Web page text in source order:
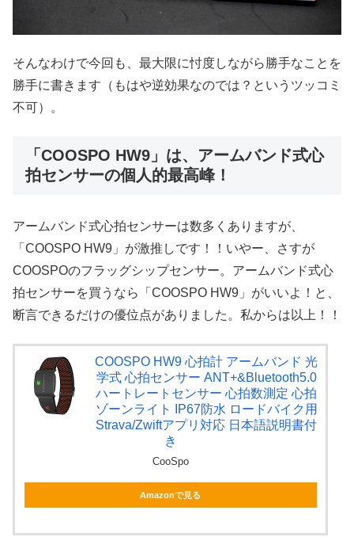
そんなわけで今回も、最大限に忖度しながら勝手なことを
勝手に書きます（もはや逆効果なのでは？というツッコミ
不可）。
「COOSPO HW9」は、アームバンド式心
拍センサーの個人的最高峰！
アームバンド式心拍センサーは数多くありますが、
「COOSPO HW9」が激推しです！！いやー、さすが
COOSPOのフラッグシップセンサー。アームバンド式心
拍センサーを買うなら「COOSPO HW9」がいいよ！と、
断言できるだけの優位点がありました。私からは以上！！
COOSPO HW9 心拍計 アームバンド 光
学式 心拍センサー ANT+&Bluetooth5.0
ハートレートセンサー 心拍数測定 心拍
ゾーンライト IP67防水 ロードバイク用
Strava/Zwiftアプリ対応 日本語説明書付
き
CooSpo
Amazonで見る